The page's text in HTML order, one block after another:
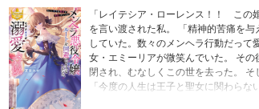
「レイテシア・ローレンス！！ この
を言い渡された私。 「精神的苦痛を
していた。数々のメンヘラ行動だって
女・エミーリアが微笑んでいた。 そ
閉され、むなしくこの世を去った。
「今度の人生は王子と聖女に関わら
王子と出会うはずの帝国アカデミー